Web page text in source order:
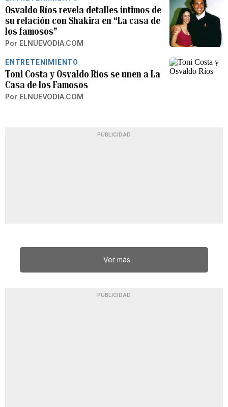
Osvaldo Ríos revela detalles íntimos de
su relación con Shakira en “La casa de
los famosos”
Por ELNUEVODIA.COM
ENTRETENIMIENTO
Toni Costa y Osvaldo Ríos se unen a La
Casa de los Famosos
Por ELNUEVODIA.COM
PUBLICIDAD
Ver más
PUBLICIDAD